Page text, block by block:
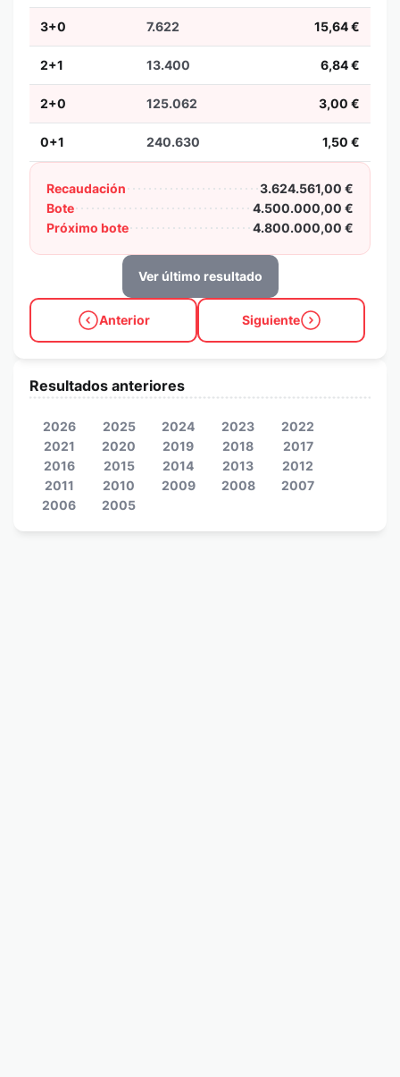
3+0 7.622 15,64 €
2+1 13.400 6,84 €
2+0 125.062 3,00 €
0+1 240.630 1,50 €
Recaudación
3.624.561,00 €
Bote
4.500.000,00 €
Próximo bote
4.800.000,00 €
Ver último resultado
Anterior Siguiente
Resultados anteriores
2026 2025 2024 2023
2022
2021
2020 2019 2018
2017
2016
2015 2014 2013
2012
2011
2010 2009 2008
2007
2006
2005